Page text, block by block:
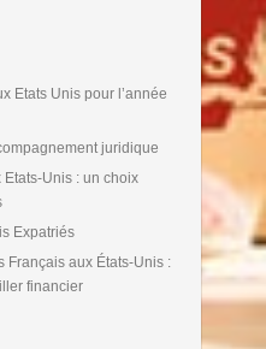
Etats Unis pour l’année
juridique
Unis : un choix
Expatriés
Français aux États-Unis :
financier